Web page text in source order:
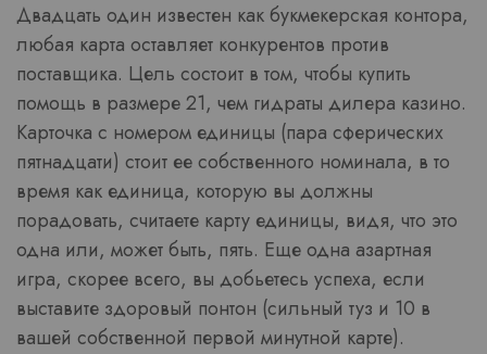
Двадцать один известен как букмекерская контора,
любая карта оставляет конкурентов против
поставщика. Цель состоит в том, чтобы купить
помощь в размере 21, чем гидраты дилера казино.
Карточка с номером единицы (пара сферических
пятнадцати) стоит ее собственного номинала, в то
время как единица, которую вы должны
порадовать, считаете карту единицы, видя, что это
одна или, может быть, пять. Еще одна азартная
игра, скорее всего, вы добьетесь успеха, если
выставите здоровый понтон (сильный туз и 10 в
вашей собственной первой минутной карте).